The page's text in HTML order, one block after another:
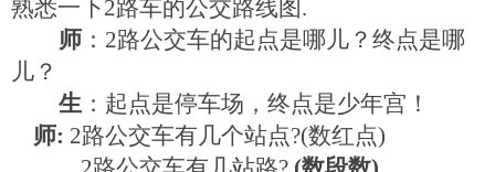
熟悉一下2路车的公交路线图.
师： 2路公交车的起点是哪儿？终点是哪
儿？
生：起点是停车场，终点是少年宫！
师: 2路公交车有几个站点?(数红点)